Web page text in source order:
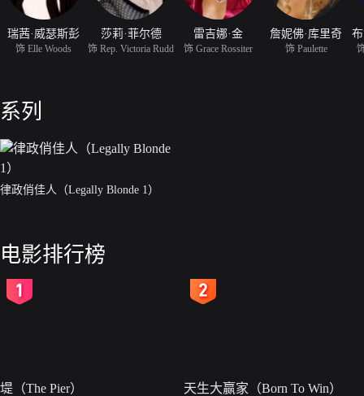
瑞茜·威瑟斯彭
饰 Elle Woods
莎莉·菲尔德
饰 Rep. Victoria Rudd
雷吉娜·金
饰 Grace Rossiter
詹妮佛·库里奇
饰 Paulette
系列
律政俏佳人（Legally Blonde 1）
电影排行榜
堤（The Pier） 天生大赢家（Born To Win）